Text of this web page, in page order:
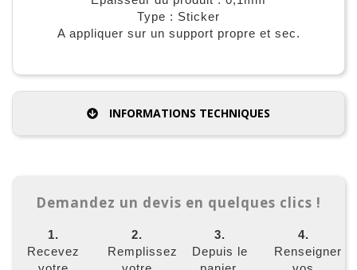
Type : Sticker
A appliquer sur un support propre et sec.
INFORMATIONS TECHNIQUES
Demandez un devis en quelques clics !
1.
Recevez
2.
Remplissez
3.
Depuis le
4.
Renseigner